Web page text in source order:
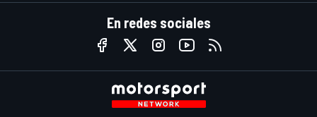
En redes sociales